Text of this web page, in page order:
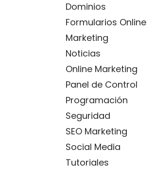
Dominios
Formularios Online
Marketing
Noticias
Online Marketing
Panel de Control
Programación
Seguridad
SEO Marketing
Social Media
Tutoriales